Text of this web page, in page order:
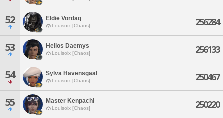
52 Eldie Vordaq
Louisoix [Chaos] 256284
53 Helios Daemys
Louisoix [Chaos] 256133
54 Sylva Havensgaal
Louisoix [Chaos] 250467
55 Master Kenpachi
Louisoix [Chaos] 250220